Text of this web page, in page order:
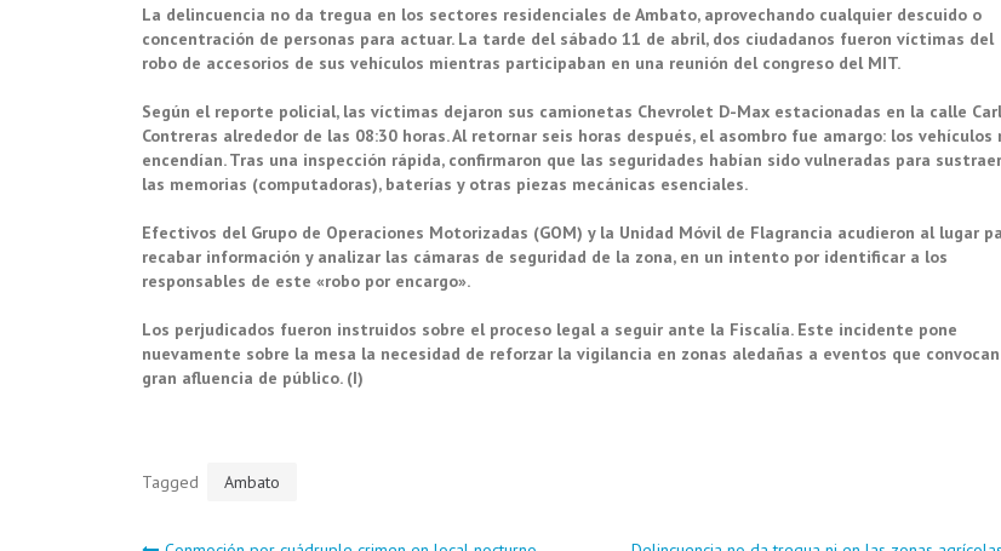
La delincuencia no da tregua en los sectores residenciales de Ambato, aprovechando cualquier descuido o
concentración de personas para actuar. La tarde del sábado 11 de abril, dos ciudadanos fueron víctimas del
robo de accesorios de sus vehículos mientras participaban en una reunión del congreso del MIT.
Según el reporte policial, las víctimas dejaron sus camionetas Chevrolet D-Max estacionadas en la calle
Contreras alrededor de las 08:30 horas. Al retornar seis horas después, el asombro fue amargo: los vehículos
encendían. Tras una inspección rápida, confirmaron que las seguridades habían sido vulneradas para sustraer
las memorias (computadoras), baterías y otras piezas mecánicas esenciales.
Efectivos del Grupo de Operaciones Motorizadas (GOM) y la Unidad Móvil de Flagrancia acudieron al lugar
recabar información y analizar las cámaras de seguridad de la zona, en un intento por identificar a los
responsables de este «robo por encargo».
Los perjudicados fueron instruidos sobre el proceso legal a seguir ante la Fiscalía. Este incidente pone
nuevamente sobre la mesa la necesidad de reforzar la vigilancia en zonas aledañas a eventos que convocan
gran afluencia de público. (I)
Tagged Ambato